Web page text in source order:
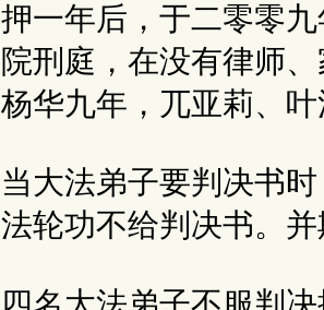
押一年后，于二零零
院刑庭，在没有律师
杨华九年，兀亚莉、
当大法弟子要判决书
法轮功不给判决书。